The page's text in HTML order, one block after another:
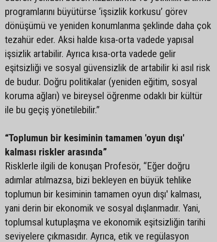
programlarını büyütürse ‘işsizlik korkusu’ görev
dönüşümü ve yeniden konumlanma şeklinde daha çok
tezahür eder. Aksi halde kısa-orta vadede yapısal
işsizlik artabilir. Ayrıca kısa-orta vadede gelir
eşitsizliği ve sosyal güvensizlik de artabilir ki asıl risk
de budur. Doğru politikalar (yeniden eğitim, sosyal
koruma ağları) ve bireysel öğrenme odaklı bir kültür
ile bu geçiş yönetilebilir.”
“Toplumun bir kesiminin tamamen 'oyun dışı'
kalması riskler arasında”
Risklerle ilgili de konuşan Profesör, “Eğer doğru
adımlar atılmazsa, bizi bekleyen en büyük tehlike
toplumun bir kesiminin tamamen oyun dışı' kalması,
yani derin bir ekonomik ve sosyal dışlanmadır. Yani,
toplumsal kutuplaşma ve ekonomik eşitsizliğin tarihi
seviyelere çıkmasıdır. Ayrıca, etik ve regülasyon